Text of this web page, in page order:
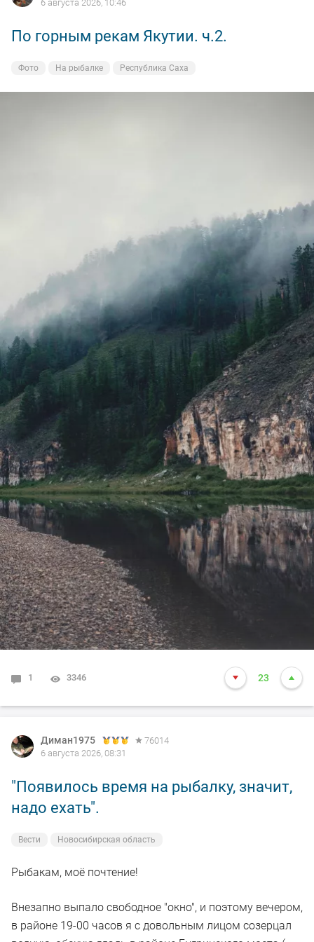
6 августа 2026, 10:46
По горным рекам Якутии. ч.2.
Фото На рыбалке Республика Саха
1 3346 23
Диман1975
76014
6 августа 2026, 08:31
"Появилось время на рыбалку, значит,
надо ехать".
Вести Новосибирская область
Рыбакам, моё почтение!
Внезапно выпало свободное "окно", и поэтому вечером,
в районе 19-00 часов я с довольным лицом созерцал